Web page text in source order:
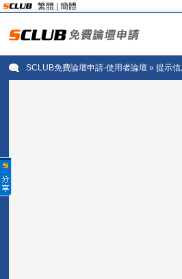
繁體 簡體
SCLUB免費論壇申請-使用者論壇 » 提示信